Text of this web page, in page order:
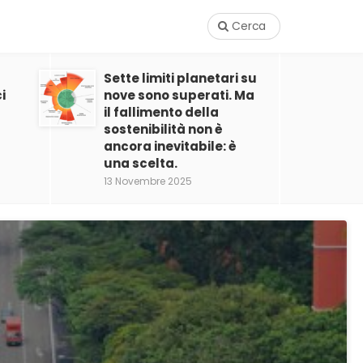
Cerca
Sette limiti planetari su
nove sono superati. Ma
il fallimento della
sostenibilità non è
ancora inevitabile: è
una scelta.
13 Novembre 2025